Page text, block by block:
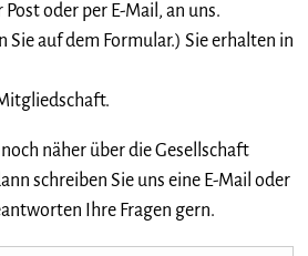
oder per E-Mail, an uns.
auf dem Formular.) Sie erhalten in
näher über die Gesellschaft
schreiben Sie uns eine E-Mail oder
Ihre Fragen gern.